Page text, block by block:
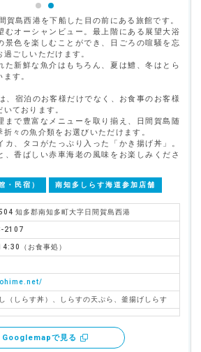
賀島西港を下船した目の前にある旅館です。
むオーシャンビュー。最上階にある展望大浴
景色を楽しむことができ、日ごろの喧騒を忘
ごしいただけます。
た新鮮な魚介はもちろん、夏は鱧、冬はとら
す。
、宿泊のお客様だけでなく、お食事のお客様
ております。
まで豊富なメニューを取り揃え、日間賀島随
々の魚介類をお選びいただけます。
カ、タコがたっぷり入った「かき揚げ丼」。
、香ばしい赤車海老の風味をお楽しみくださ
・民宿） 南知多しらす海道参加店舗
知多郡南知多町大字日間賀島西港
2107
（お食事処）
（しらす丼）、しらすの天ぷら、釜揚げしらす
Googlemapで見る